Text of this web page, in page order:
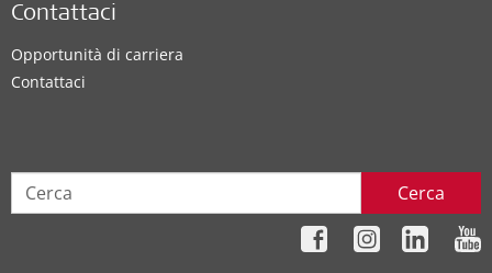
Contattaci
Opportunità di carriera
Contattaci
Cerca